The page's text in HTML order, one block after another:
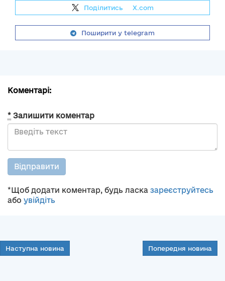
Поділитись X.com
Поширити у telegram
Коментарі:
* Залишити коментар
Відправити
*Щоб додати коментар, будь ласка зареєструйтесь
або увійдіть
Наступна новина Попередня новина